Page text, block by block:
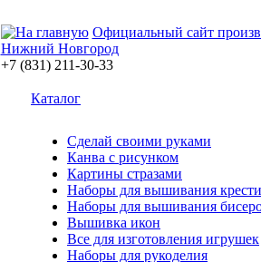
Официальный сайт
Нижний Новгород
+7 (831) 211-30-33
Каталог
Сделай своими руками
Канва с рисунком
Картины стразами
Наборы для вышивания
Наборы для вышивания
Вышивка икон
Все для изготовления игрушек
Наборы для рукоделия